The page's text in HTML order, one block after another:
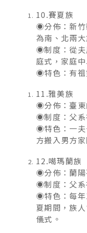
10.賽夏族
◉分佈：新竹
為南、北兩大
◉制度：從夫
庭式，家庭
◉特色：有祖
11.雅美族
◉分佈：臺東
◉制度：父系
◉特色：一夫
方搬入男方
12.噶瑪蘭族
◉分佈：蘭陽
◉制度：父系
◉特色：每年
夏期間，族
儀式。